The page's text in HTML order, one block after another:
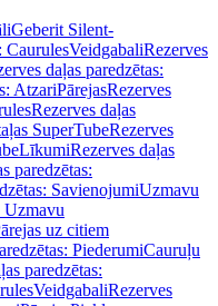
Geberit Silent-
CaurulesVeidgabaliRezerves
daļas paredzētas:
AtzariPārejasRezerves
Rezerves daļas
SuperTubeRezerves
LīkumiRezerves daļas
paredzētas:
SavienojumiUzmavu
Uzmavu
uz citiem
PiederumiCauruļu
paredzētas:
VeidgabaliRezerves